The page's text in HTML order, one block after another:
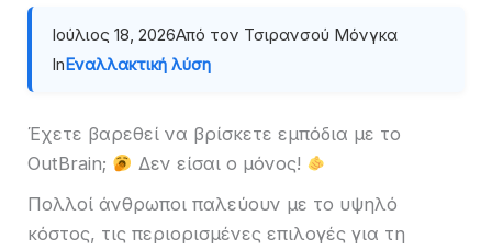
Ιούλιος 18, 2026Από τον Τσιρανσού Μόνγκα
InΕναλλακτική λύση
Έχετε βαρεθεί να βρίσκετε εμπόδια με το
OutBrain;
Δεν είσαι ο μόνος!
Πολλοί άνθρωποι παλεύουν με το υψηλό
κόστος, τις περιορισμένες επιλογές για τη